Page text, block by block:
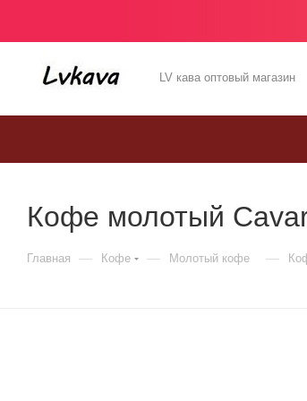
LV кава оптовый магазин
Кофе молотый
Главная — Кофе — Молотый кофе —